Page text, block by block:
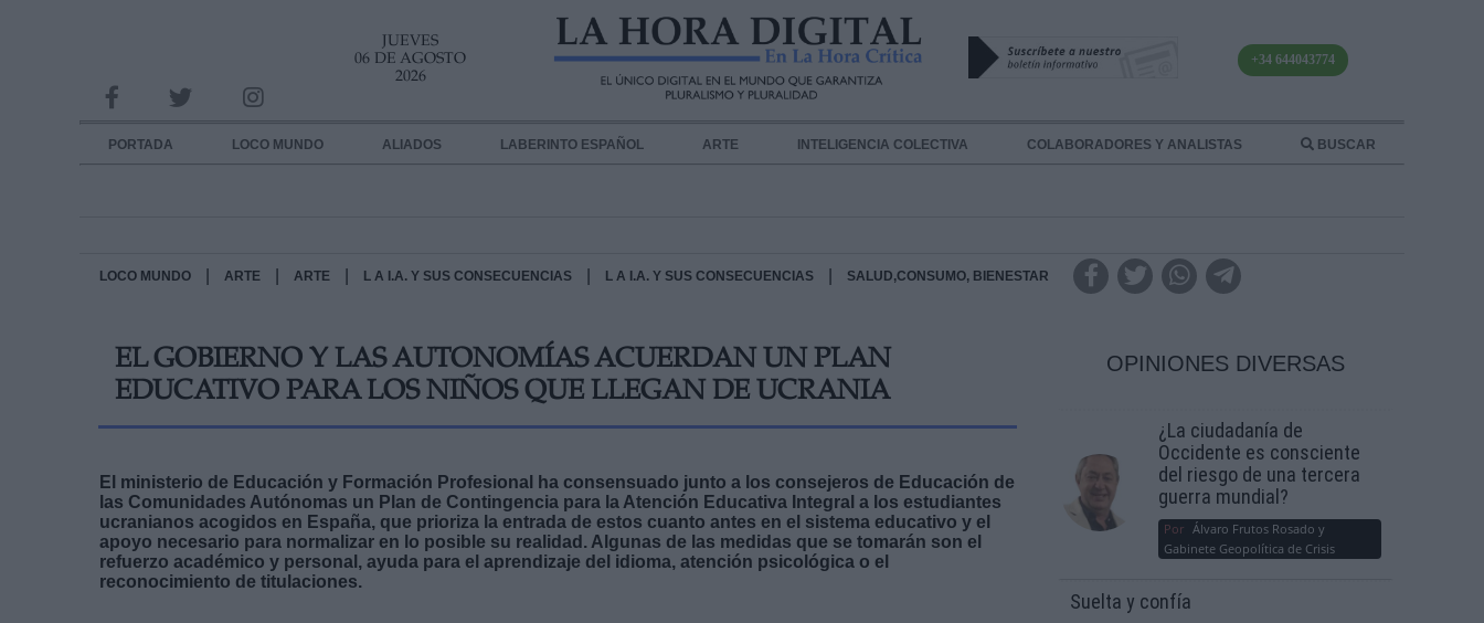
JUEVES
06 DE AGOSTO
2026
+34 644043774
PORTADA LOCO MUNDO ALIADOS LABERINTO ESPAÑOL ARTE INTELIGENCIA COLECTIVA COLABORADORES Y ANALISTAS BUSCAR
LOCO MUNDO ARTE ARTE L A I.A. Y SUS CONSECUENCIAS L A I.A. Y SUS CONSECUENCIAS SALUD,CONSUMO, BIENESTAR
EL GOBIERNO Y LAS AUTONOMÍAS ACUERDAN UN PLAN
EDUCATIVO PARA LOS NIÑOS QUE LLEGAN DE UCRANIA
El ministerio de Educación y Formación Profesional ha consensuado junto a los consejeros de Educación de
las Comunidades Autónomas un Plan de Contingencia para la Atención Educativa Integral a los estudiantes
ucranianos acogidos en España, que prioriza la entrada de estos cuanto antes en el sistema educativo y el
apoyo necesario para normalizar en lo posible su realidad. Algunas de las medidas que se tomarán son el
refuerzo académico y personal, ayuda para el aprendizaje del idioma, atención psicológica o el
reconocimiento de titulaciones.
OPINIONES DIVERSAS
¿La ciudadanía de
Occidente es consciente
del riesgo de una tercera
guerra mundial?
Por Álvaro Frutos Rosado y
Gabinete Geopolítica de Crisis
Suelta y confía
INFORMACION SOBRE LA PROTECCIÓN DE TUS DATOS
Responsable:
Destinatarios:
link
Información adicional
link